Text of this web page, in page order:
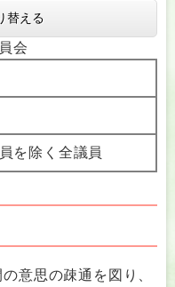
替える
会
を除く全議員
意思の疎通を図り、